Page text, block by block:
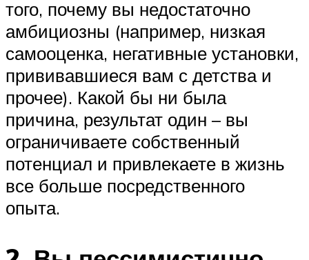
того, почему вы недостаточно
амбициозны (например, низкая
самооценка, негативные установки,
прививавшиеся вам с детства и
прочее). Какой бы ни была
причина, результат один – вы
ограничиваете собственный
потенциал и привлекаете в жизнь
все больше посредственного
опыта.